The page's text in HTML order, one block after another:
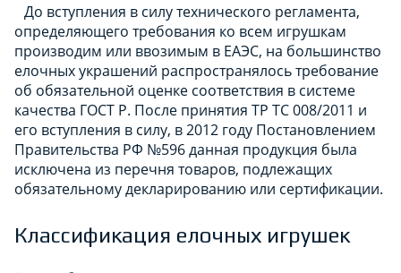
До вступления в силу технического регламента,
определяющего требования ко всем игрушкам
производим или ввозимым в ЕАЭС, на большинство
елочных украшений распространялось требование
об обязательной оценке соответствия в системе
качества ГОСТ Р. После принятия ТР ТС 008/2011 и
его вступления в силу, в 2012 году Постановлением
Правительства РФ №596 данная продукция была
исключена из перечня товаров, подлежащих
обязательному декларированию или сертификации.
Классификация елочных игрушек